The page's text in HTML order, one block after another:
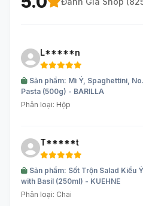
L*****n
Sản phẩm: Mì Ý, Spaghettini,
Pasta (500g) - BARILLA
Phân loại: Hộp
T*****t
Sản phẩm: Sốt Trộn Salad Kiểu
with Basil (250ml) - KUEHNE
Phân loại: Chai